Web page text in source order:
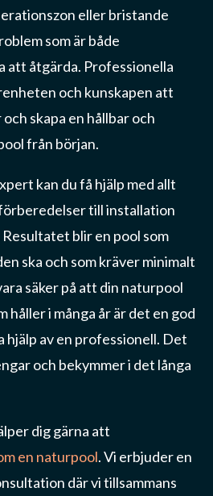
eller bristande
som är både
att åtgärda. Professionella
och kunskapen att
skapa en hållbar och
från början.
kan du få hjälp med allt
till installation
blir en pool som
ska och som kräver minimalt
säker på att din naturpool
håller i många år är det en god
hjälp av en professionell. Det
och bekymmer i det långa
dig gärna att
en naturpool. Vi erbjuder en
där vi tillsammans